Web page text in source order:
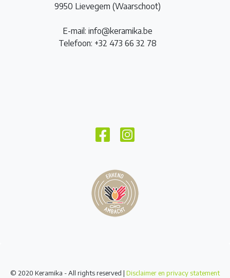
9950 Lievegem (Waarschoot)
E-mail: info@keramika.be
Telefoon: +32 473 66 32 78
© 2020 Keramika - All rights reserved | Disclaimer en privacy statement